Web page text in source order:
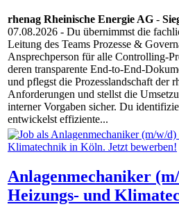
rhenag Rheinische Energie AG -
07.08.2026 - Du übernimmst die
Leitung des Teams Prozesse &
Ansprechperson für alle Controlling-
deren transparente End-to-End-
und pflegst die Prozesslandschaft der
Anforderungen und stellst die
interner Vorgaben sicher. Du
entwickelst effiziente...
Anlagenmechaniker
Heizungs- und